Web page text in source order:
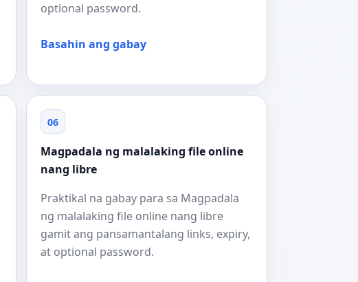
optional password.
Basahin ang gabay
06
Magpadala ng malalaking file online
nang libre
Praktikal na gabay para sa Magpadala
ng malalaking file online nang libre
gamit ang pansamantalang links, expiry,
at optional password.